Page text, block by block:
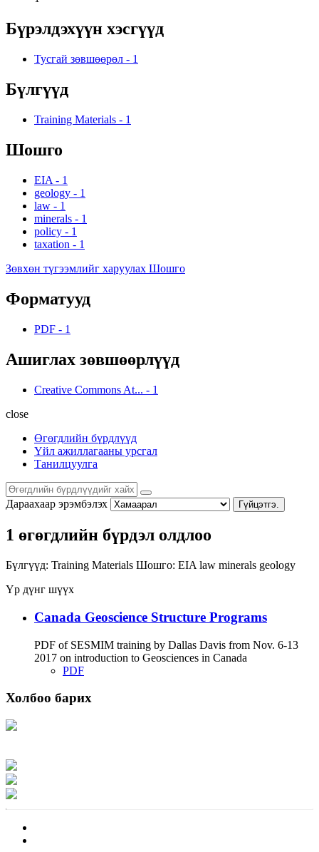
Бүрэлдэхүүн хэсгүүд
Тусгай зөвшөөрөл - 1
Бүлгүүд
Training Materials - 1
Шошго
EIA - 1
geology - 1
law - 1
minerals - 1
policy - 1
taxation - 1
Зөвхөн түгээмлийг харуулах Шошго
Форматууд
PDF - 1
Ашиглах зөвшөөрлүүд
Creative Commons At... - 1
close
Өгөгдлийн бүрдлүүд
Үйл ажиллагааны урсгал
Танилцуулга
Дараахаар эрэмбэлэх Гүйцэтгэ.
1 өгөгдлийн бүрдэл олдлоо
Бүлгүүд: Training Materials Шошго: EIA law minerals geology
Үр дүнг шүүх
Canada Geoscience Structure Programs
PDF of SESMIM training by Dallas Davis from Nov. 6-13
2017 on introduction to Geosciences in Canada
PDF
Холбоо барих